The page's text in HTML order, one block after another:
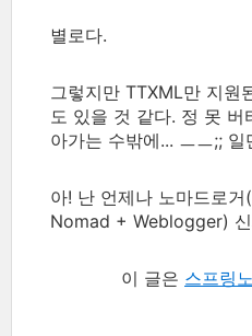
별로다.
그렇지만 TTXML만 지원
도 있을 것 같다. 정 못 버
아가는 수밖에... ㅡㅡ;; 일
아! 난 언제나 노마드로
Nomad + Weblogger)
이 글은 스프링